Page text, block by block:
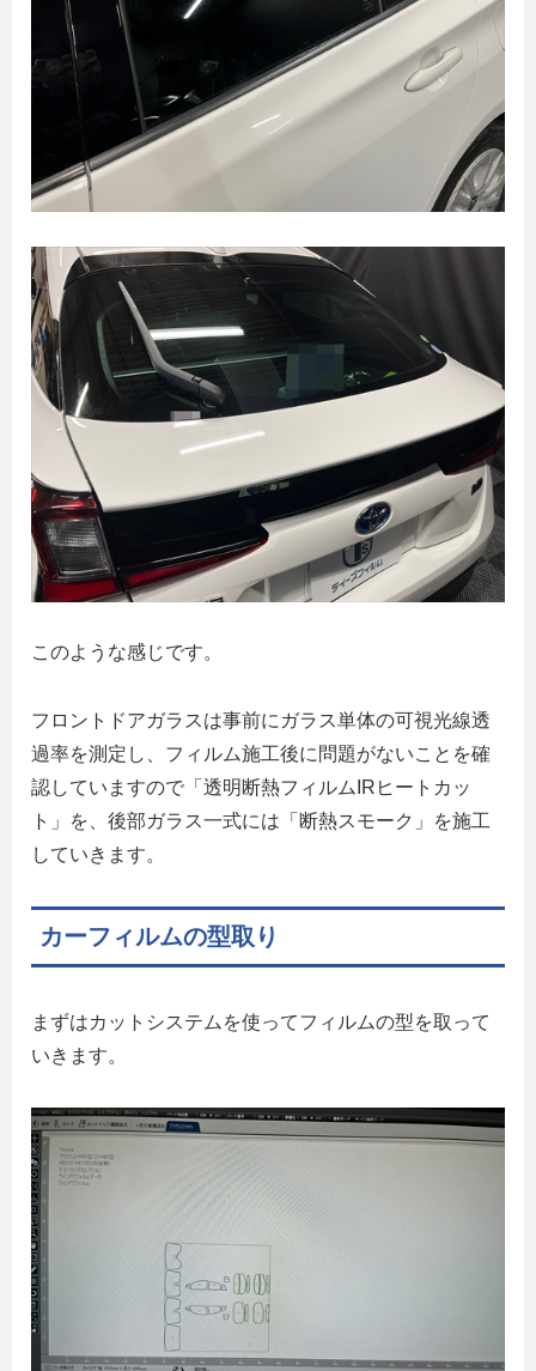
このような感じです。
フロントドアガラスは事前にガラス単体の可視光線透
過率を測定し、フィルム施工後に問題がないことを確
認していますので「透明断熱フィルムIRヒートカッ
ト」を、後部ガラス一式には「断熱スモーク」を施工
していきます。
カーフィルムの型取り
まずはカットシステムを使ってフィルムの型を取って
いきます。